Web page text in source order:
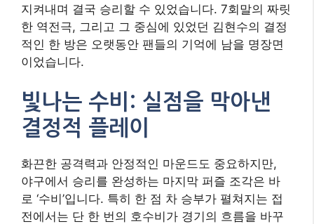
지켜내며 결국 승리할 수 있었습니다. 7회말의 짜릿
한 역전극, 그리고 그 중심에 있었던 김현수의 결정
적인 한 방은 오랫동안 팬들의 기억에 남을 명장면
이었습니다.
빛나는 수비: 실점을 막아낸
결정적 플레이
화끈한 공격력과 안정적인 마운드도 중요하지만,
야구에서 승리를 완성하는 마지막 퍼즐 조각은 바
로 ‘수비’입니다. 특히 한 점 차 승부가 펼쳐지는 접
전에서는 단 한 번의 호수비가 경기의 흐름을 바꾸